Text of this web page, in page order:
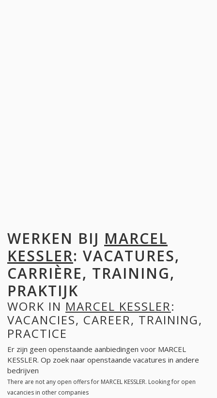
WERKEN BIJ MARCEL
KESSLER: VACATURES,
CARRIÈRE, TRAINING,
PRAKTIJK
WORK IN MARCEL KESSLER:
VACANCIES, CAREER, TRAINING,
PRACTICE
Er zijn geen openstaande aanbiedingen voor MARCEL
KESSLER. Op zoek naar openstaande vacatures in andere
bedrijven
There are not any open offers for MARCEL KESSLER. Looking for open
vacancies in other companies